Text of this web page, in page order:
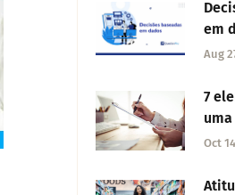
em
ação
Aug
7
Oct